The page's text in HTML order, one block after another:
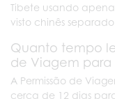
Tibete usando
visto chinês separado.
Quanto tempo
de Viagem para
A Permissão de
cerca de 12 dias